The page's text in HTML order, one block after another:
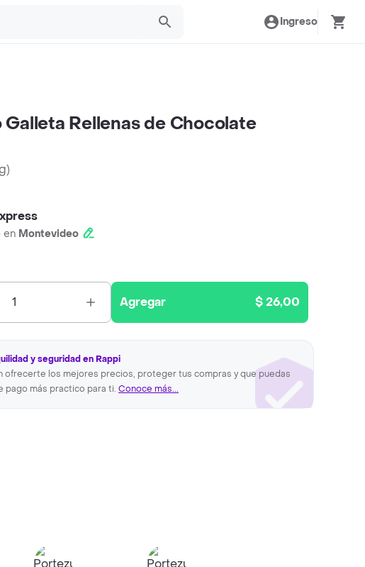
Ingreso
Rellenas de Chocolate
)
en Montevideo
1 Agregar $ 26,00
y seguridad en Rappi
ofrecerte los mejores precios, proteger tus compras y que puedas
pago más practico para ti. Conoce más...